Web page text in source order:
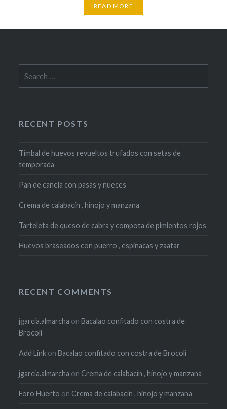
READ MORE
for:
RECENT POSTS
Timbal de huevos revueltos trufados con setas de
temporada
Pan de canela con pasas y nueces
Crema de calabacín , hinojo y manzana
Tarteleta de queso de cabra y compota de pimientos rojos
Huevos braseados con puerro , espinacas y zaatar
RECENT COMMENTS
jgarcia.almarcha onBacalao confitado con costra de
Brocoli
Add Link onBacalao confitado con costra de Brocoli
jgarcia.almarcha on Crema de calabacín , hinojo y manzana
Foro Huerto on Crema de calabacín , hinojo y manzana